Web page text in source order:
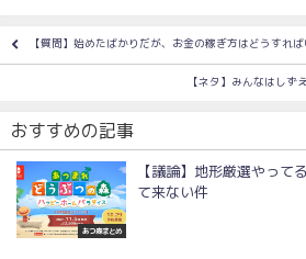
【質問】始めたばかりだが、お金の稼ぎ方はどうすれば
【ネタ】みんなはしず
おすすめの記事
あつ森まとめ
【議論】地形厳選やって
て来ない件